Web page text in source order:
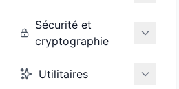
Sécurité et
cryptographie
Utilitaires